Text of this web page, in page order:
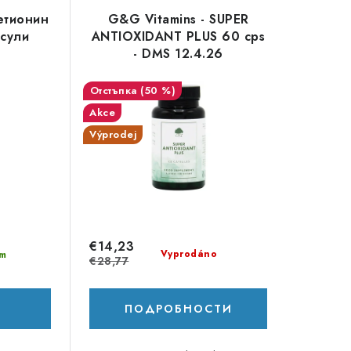
G&G Vitamins - SUPER
ANTIOXIDANT PLUS 60 cps
- DMS 12.4.26
(50 %)
Akce
Výprodej
Vyprodáno
€14,23
€28,77
ПОДРОБНОСТИ